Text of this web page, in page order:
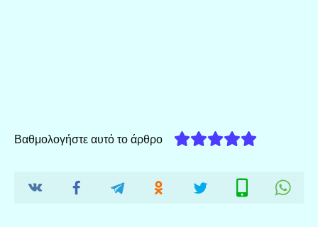
Βαθμολογήστε αυτό το άρθρο